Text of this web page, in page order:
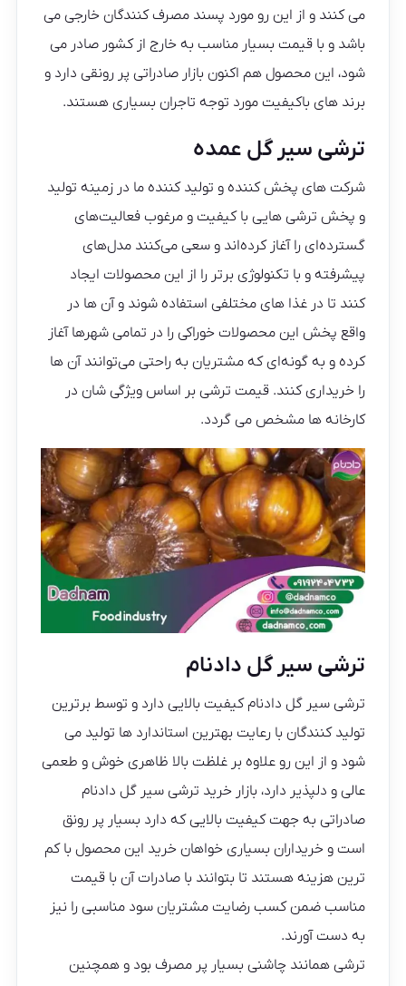
می کنند و از این رو مورد پسند مصرف کنندگان خارجی می
باشد و با قیمت بسیار مناسب به خارج از کشور صادر می
شود، این محصول هم اکنون بازار صادراتی پر رونقی دارد و
برند های باکیفیت مورد توجه تاجران بسیاری هستند.
ترشی سیر گل عمده
شرکت های پخش کننده و تولید کننده ما در زمینه تولید
و پخش ترشی هایی با کیفیت و مرغوب فعالیت‌های
گسترده‌ای را آغاز کرده‌اند و سعی می‌کنند مدل‌های
پیشرفته و با تکنولوژی برتر را از این محصولات ایجاد
کنند تا در غذا های مختلفی استفاده شوند و آن ها در
واقع پخش این محصولات خوراکی را در تمامی شهرها آغاز
کرده و به گونه‌ای که مشتریان به راحتی می‌توانند آن ها
را خریداری کنند. قیمت ترشی بر اساس ویژگی شان در
کارخانه ها مشخص می گردد.
ترشی سیر گل دادنام
ترشی سیر گل دادنام کیفیت بالایی دارد و توسط برترین
تولید کنندگان با رعایت بهترین استاندارد ها تولید می
شود و از این رو علاوه بر غلظت بالا ظاهری خوش و طعمی
عالی و دلپذیر دارد، بازار خرید ترشی سیر گل دادنام
صادراتی به جهت کیفیت بالایی که دارد بسیار پر رونق
است و خریداران بسیاری خواهان خرید این محصول با کم
ترین هزینه هستند تا بتوانند با صادرات آن با قیمت
مناسب ضمن کسب رضایت مشتریان سود مناسبی را نیز
به دست آورند.
ترشی همانند چاشنی بسیار پر مصرف بود و همچنین